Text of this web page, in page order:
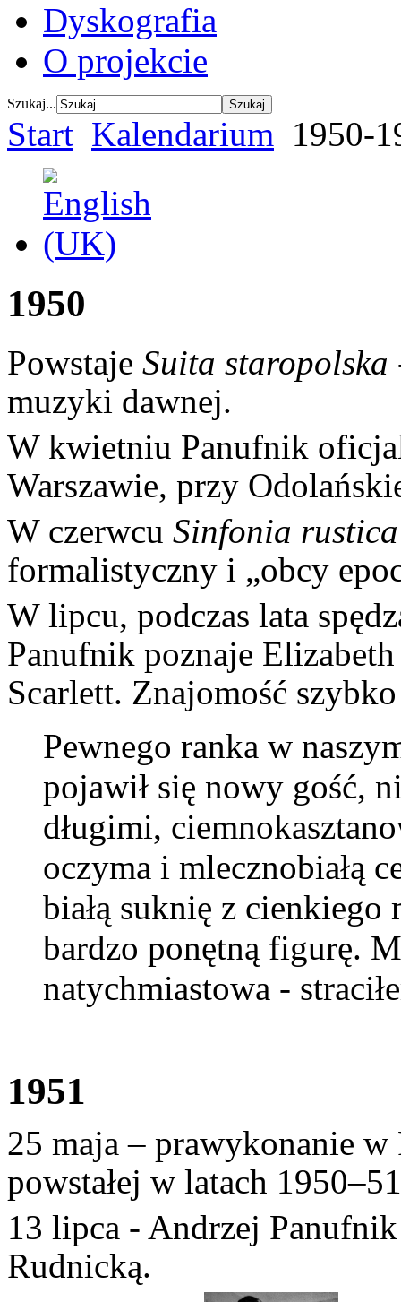
Dyskografia
O projekcie
Szukaj...
Start Kalendarium 1950-
1950
Powstaje Suita staropolska
muzyki dawnej.
W kwietniu Panufnik
Warszawie, przy
W czerwcu Sinfonia rustica
formalistyczny i „obcy
W lipcu, podczas lata
Panufnik poznaje
Scarlett. Znajomość
Pewnego ranka w
pojawił się nowy gość,
długimi,
oczyma i mlecznobiałą
białą suknię z cienkiego
bardzo ponętną figurę.
natychmiastowa -
1951
25 maja – prawykonanie
powstałej w latach
13 lipca - Andrzej
Rudnicką.